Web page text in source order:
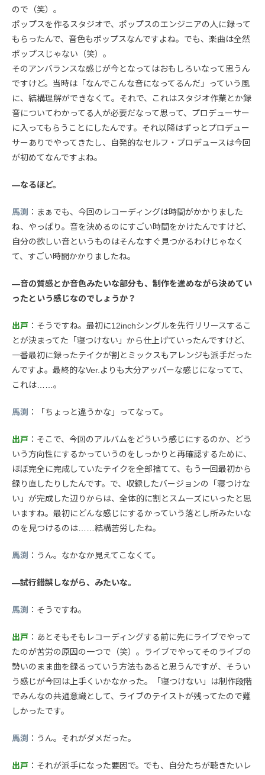
ので（笑）。
ポップスを作るスタジオで、ポップスのエンジニアの人に録って
もらったんで、音色もポップスなんですよね。でも、楽曲は全然
ポップスじゃない（笑）。
そのアンバランスな感じが今となってはおもしろいなって思うん
ですけど。当時は「なんでこんな音になってるんだ」っていう風
に、結構理解ができなくて。それで、これはスタジオ作業とか録
音についてわかってる人が必要だなって思って、プロデューサー
に入ってもらうことにしたんです。それ以降はずっとプロデュー
サーありでやってきたし、自発的なセルフ・プロデュースは今回
が初めてなんですよね。
—なるほど。
馬渕 ：まぁでも、今回のレコーディングは時間がかかりました
ね、やっぱり。音を決めるのにすごい時間をかけたんですけど、
自分の欲しい音というものはそんなすぐ見つかるわけじゃなく
て、すごい時間かかりましたね。
—音の質感とか音色みたいな部分も、制作を進めながら決めてい
ったという感じなのでしょうか？
出戸 ：そうですね。最初に12inchシングルを先行リリースするこ
とが決まってた「寝つけない」から仕上げていったんですけど、
一番最初に録ったテイクが割とミックスもアレンジも派手だった
んですよ。最終的なVer.よりも大分アッパーな感じになってて、
これは……。
馬渕 ：「ちょっと違うかな」ってなって。
出戸 ：そこで、今回のアルバムをどういう感じにするのか、どう
いう方向性にするかっていうのをしっかりと再確認するために、
ほぼ完全に完成していたテイクを全部捨てて、もう一回最初から
録り直したりしたんです。で、収録したバージョンの「寝つけな
い」が完成した辺りからは、全体的に割とスムーズにいったと思
いますね。最初にどんな感じにするかっていう落とし所みたいな
のを見つけるのは……結構苦労したね。
馬渕 ：うん。なかなか見えてこなくて。
—試行錯誤しながら、みたいな。
馬渕 ：そうですね。
出戸 ：あとそもそもレコーディングする前に先にライブでやって
たのが苦労の原因の一つで（笑）。ライブでやってそのライブの
勢いのまま曲を録るっていう方法もあると思うんですが、そうい
う感じが今回は上手くいかなかった。「寝つけない」は制作段階
でみんなの共通意識として、ライブのテイストが残ってたので難
しかったです。
馬渕 ：うん。それがダメだった。
出戸 ：それが派手になった要因で。でも、自分たちが聴きたいレ